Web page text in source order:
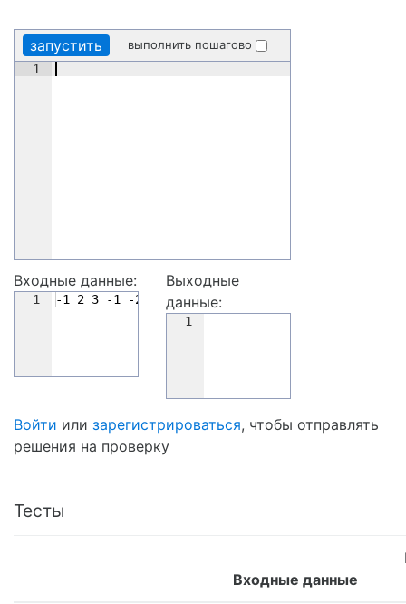
запустить
выполнить пошагово
1
Входные данные:
1 -1 2 3 -1 -2
Выходные
данные:
1
Войти или зарегистрироваться, чтобы отправлять
решения на проверку
Тесты
Входные данные